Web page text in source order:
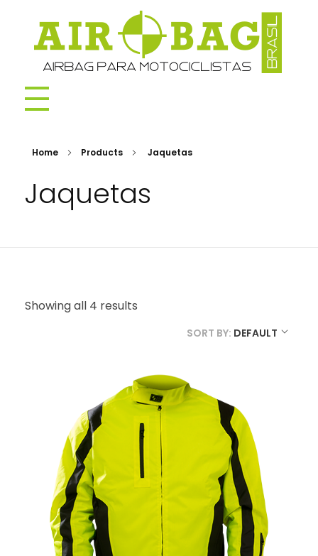
AIROBAG BRASIL
Home Products Jaquetas
Jaquetas
Showing all 4 results
SORT BY: DEFAULT